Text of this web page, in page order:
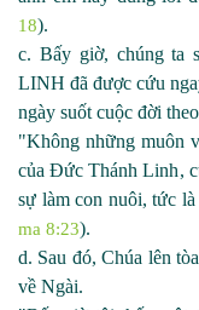
18).
c. Bấy giờ, chúng ta
LINH đã được cứu
ngày suốt cuộc đời
"Không những muôn
của Đức Thánh Linh,
sự làm con nuôi, tức
ma 8:23).
d. Sau đó, Chúa lên
về Ngài.